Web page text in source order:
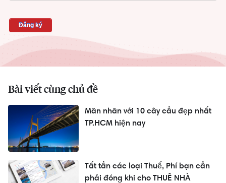
Bài viết cùng chủ đề
Mãn nhãn với 10 cây cầu đẹp nhất
TP.HCM hiện nay
Tất tần các loại Thuế, Phí bạn cần
phải đóng khi cho THUÊ NHÀ